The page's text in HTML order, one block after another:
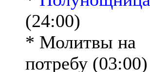
(24:00)
* Молитвы на
потребу (03:00)